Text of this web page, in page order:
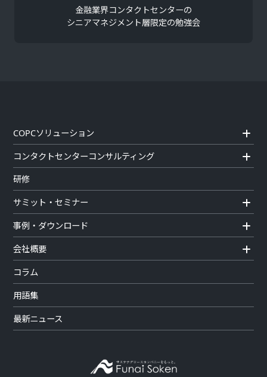
金融業界コンタクトセンターの
シニアマネジメント層限定の勉強会
COPCソリューション
コンタクトセンターコンサルティング
研修
サミット・セミナー
事例・ダウンロード
会社概要
コラム
用語集
最新ニュース